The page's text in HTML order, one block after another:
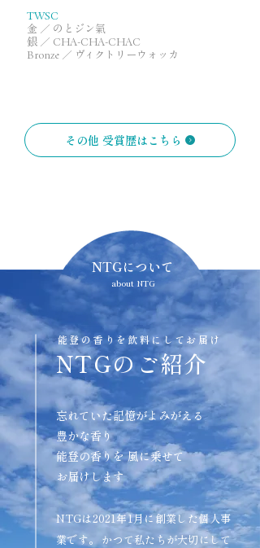
TWSC
金 ／ のとジン氣
銀 ／ CHA-CHA-CHAC
Bronze ／ ヴィクトリーウォッカ
その他 受賞歴はこちら
能登の香りを飲料にしてお届け
NTGのご紹介
忘れていた記憶がよみがえる
豊かな香り
能登の香りを 風に乗せて
お届けします
NTGは2021年1月に創業した個人事
業です。 かつて私たちが大切にして
NTGについて
about NTG